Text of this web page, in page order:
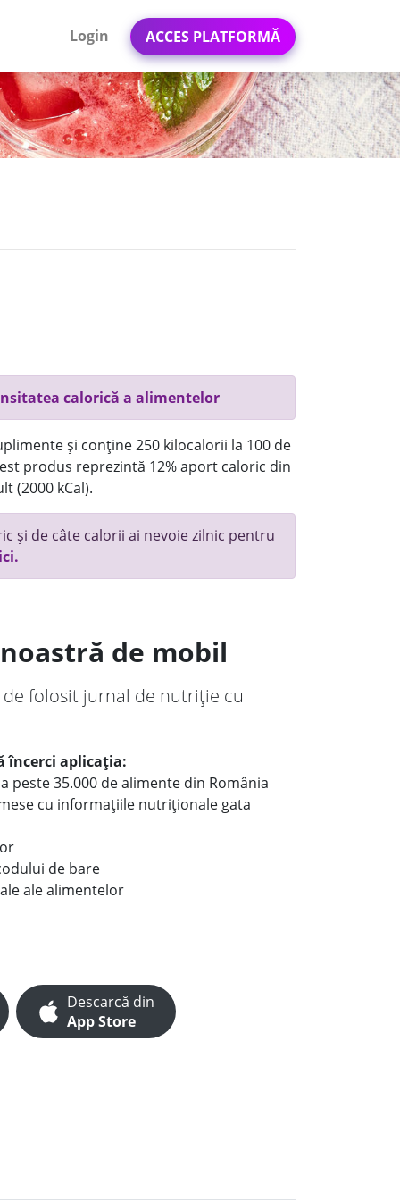
Login ACCES PLATFORMĂ
calorică a alimentelor
și conține 250 kilocalorii la 100 de
produs reprezintă 12% aport caloric din
(2000 kCal).
și de câte calorii ai nevoie zilnic pentru
de mobil
de folosit jurnal de nutriție cu
încerci aplicația:
peste 35.000 de alimente din România
cu informațiile nutriționale gata
de bare
ale alimentelor
Descarcă din
App Store